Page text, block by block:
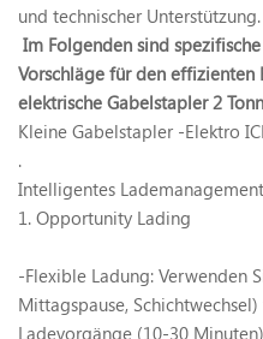
und technischer Unterstützung.
Im Folgenden sind
Vorschläge für den effizienten
elektrische Gabelstapler 2
Kleine Gabelstapler -Elektro
.
Intelligentes Lademanagement
1. Opportunity Lading
-Flexible Ladung: Verwenden
Mittagspause,
Ladevorgänge (10-30